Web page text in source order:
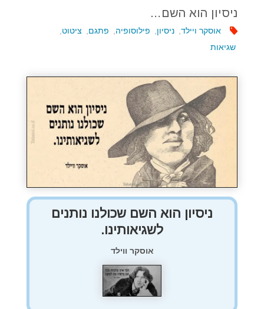
ניסיון הוא השם…
אוסקר ויילד ניסיון פילוסופיה פתגם ציטוט
שגיאות
ניסיון הוא השם שכולנו נותנים
לשגיאותינו.
אוסקר ווילד